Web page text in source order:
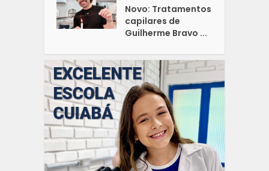
Novo: Tratamentos
capilares de
Guilherme Bravo ...